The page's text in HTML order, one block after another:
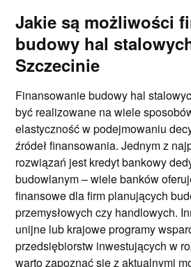
Jakie są możliwości
budowy hal
Szczecinie
Finansowanie budowy hal
być realizowane na wiele
elastyczność w podejmowaniu
źródeł finansowania. Jednym z
rozwiązań jest kredyt bankowy
budowlanym – wiele banków
finansowe dla firm planujących
przemysłowych czy handlowych.
unijne lub krajowe programy
przedsiębiorstw inwestujących w
warto zapoznać się z aktualnymi